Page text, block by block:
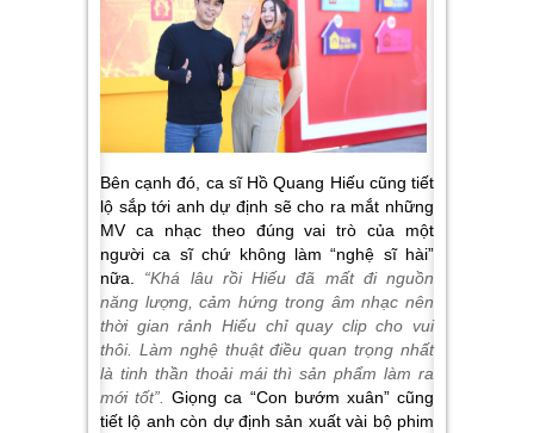
Bên cạnh đó, ca sĩ Hồ Quang Hiếu cũng tiết
lộ sắp tới anh dự định sẽ cho ra mắt những
MV ca nhạc theo đúng vai trò của một
người ca sĩ chứ không làm “nghệ sĩ hài”
nữa. “Khá lâu rồi Hiếu đã mất đi nguồn
năng lượng, cảm hứng trong âm nhạc nên
thời gian rảnh Hiếu chỉ quay clip cho vui
thôi. Làm nghệ thuật điều quan trọng nhất
là tinh thần thoải mái thì sản phẩm làm ra
mới tốt”.
Giọng ca “Con bướm xuân” cũng
tiết lộ anh còn dự định sản xuất vài bộ phim